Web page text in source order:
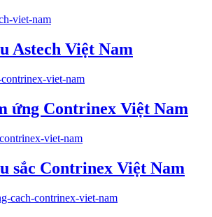
Astech Việt Nam
ứng Contrinex Việt Nam
sắc Contrinex Việt Nam